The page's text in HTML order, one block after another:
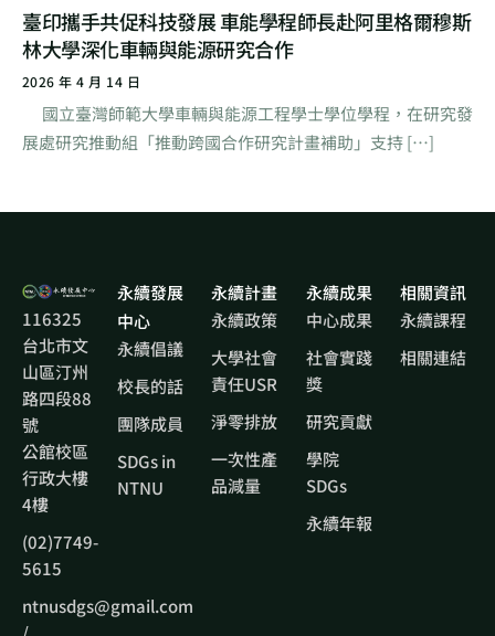
臺印攜手共促科技發展 車能學程師長赴阿里格爾穆斯
林大學深化車輛與能源研究合作
2026 年 4 月 14 日
國立臺灣師範大學車輛與能源工程學士學位學程，在研究發
展處研究推動組「推動跨國合作研究計畫補助」支持 […]
116325
台北市文
山區汀州
路四段88
號
公館校區
行政大樓
4樓
(02)7749-
5615
ntnusdgs@gmail.com
永續發展
中心
永續倡議
校長的話
團隊成員
SDGs in
NTNU
永續計畫
永續政策
大學社會
責任USR
淨零排放
一次性產
品減量
永續成果
中心成果
社會實踐
獎
研究貢獻
學院
SDGs
永續年報
相關資訊
永續課程
相關連結